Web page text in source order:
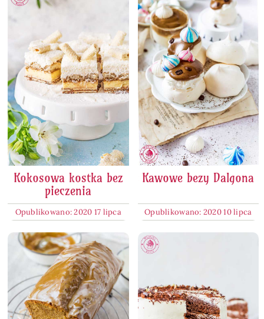
Kokosowa kostka bez
pieczenia
Opublikowano: 2020 17 lipca
Kawowe bezy Dalgona
Opublikowano: 2020 10 lipca